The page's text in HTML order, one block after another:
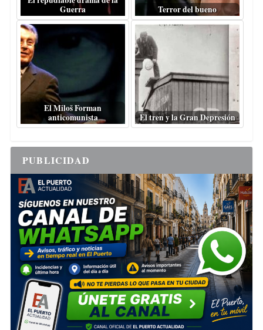
Guerra
Terror del bueno
El Miloš Forman
anticomunista
El tren y la Gran Depresión
PUBLICIDAD